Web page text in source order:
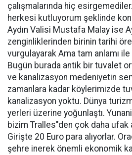
çalışmalarında hiç
herkesi kutluyorum şeklinde
Aydın Valisi Mustafa Malay ise
zenginliklerinden birinin tarihi
vurgulayarak Ama tam anlamı
Bugün burada antik bir tuvalet
ve kanalizasyon medeniyetin
zamanlara kadar köylerimizde
kanalizasyon yoktu. Dünya
yerleri üzerine yoğunlaştı.
bizim Tralles"den çok daha ufak
Girişte 20 Euro para alıyorlar.
şehre inerek önemli ekonomik